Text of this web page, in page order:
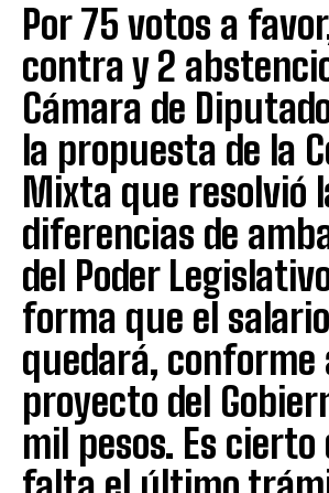
Por 75 votos a
contra y 2
Cámara de
la propuesta de la
Mixta que resolvió
diferencias de
del Poder
forma que el
quedará, conforme
proyecto del
mil pesos. Es